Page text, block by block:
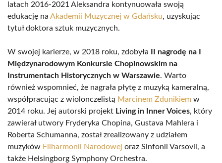
latach 2016-2021 Aleksandra kontynuowała swoją
edukację na Akademii Muzycznej w Gdańsku, uzyskując
tytuł doktora sztuk muzycznych.
W swojej karierze, w 2018 roku, zdobyła
II nagrodę na I
Międzynarodowym Konkursie Chopinowskim na
Instrumentach Historycznych w Warszawie. Warto
również wspomnieć, że nagrała płytę z muzyką kameralną,
współpracując z wiolonczelistą Marcinem Zdunikiem w
2014 roku. Jej autorski projekt Living in Inner Voices, który
zawierał utwory Fryderyka Chopina, Gustava Mahlera i
Roberta Schumanna, został zrealizowany z udziałem
muzyków Filharmonii Narodowej oraz Sinfonii Varsovii, a
także Helsingborg Symphony Orchestra.